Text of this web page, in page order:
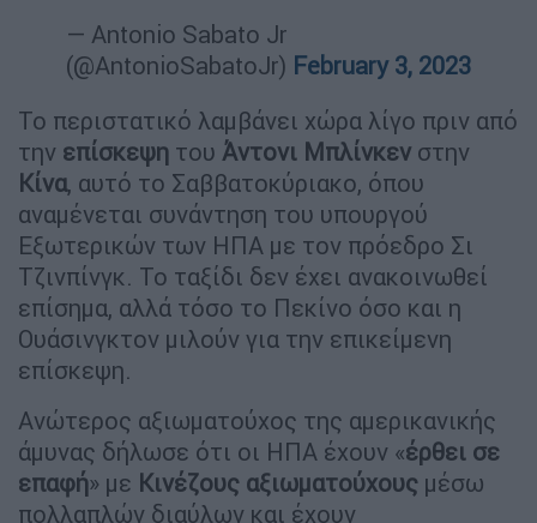
— Antonio Sabato Jr
(@AntonioSabatoJr) February 3, 2023
Το περιστατικό λαμβάνει χώρα λίγο πριν από
την επίσκεψη του Άντονι Μπλίνκεν στην
Κίνα, αυτό το Σαββατοκύριακο, όπου
αναμένεται συνάντηση του υπουργού
Εξωτερικών των ΗΠΑ με τον πρόεδρο Σι
Τζινπίνγκ. Το ταξίδι δεν έχει ανακοινωθεί
επίσημα, αλλά τόσο το Πεκίνο όσο και η
Ουάσινγκτον μιλούν για την επικείμενη
επίσκεψη.
Ανώτερος αξιωματούχος της αμερικανικής
άμυνας δήλωσε ότι οι ΗΠΑ έχουν «έρθει σε
επαφή» με Κινέζους αξιωματούχους μέσω
πολλαπλών διαύλων και έχουν